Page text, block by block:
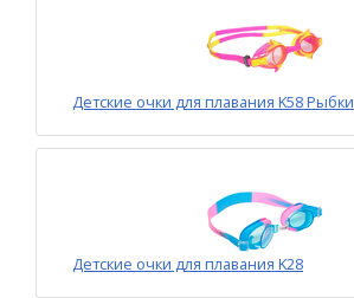
Детские очки для плавания K58 Рыбки
Детские очки для плавания K28